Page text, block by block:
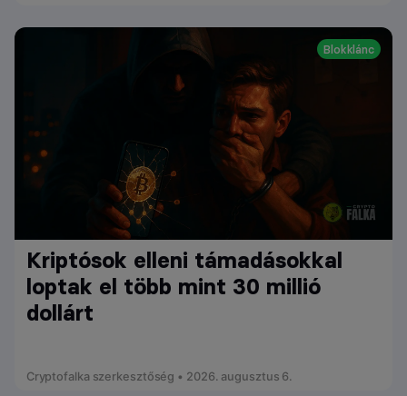
Blokklánc
Kriptósok elleni támadásokkal
loptak el több mint 30 millió
dollárt
Cryptofalka szerkesztőség • 2026. augusztus 6.